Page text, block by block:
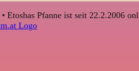
• Etoshas Pfanne ist seit 22.2.2006